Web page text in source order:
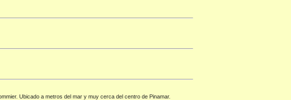
Ubicado a metros del mar y muy cerca del centro de Pinamar.